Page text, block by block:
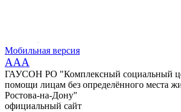
Мобильная версия
AAA
ГАУСОН РО "Комплексный социальный
помощи лицам без определённого места
Ростова-на-Дону"
официальный сайт